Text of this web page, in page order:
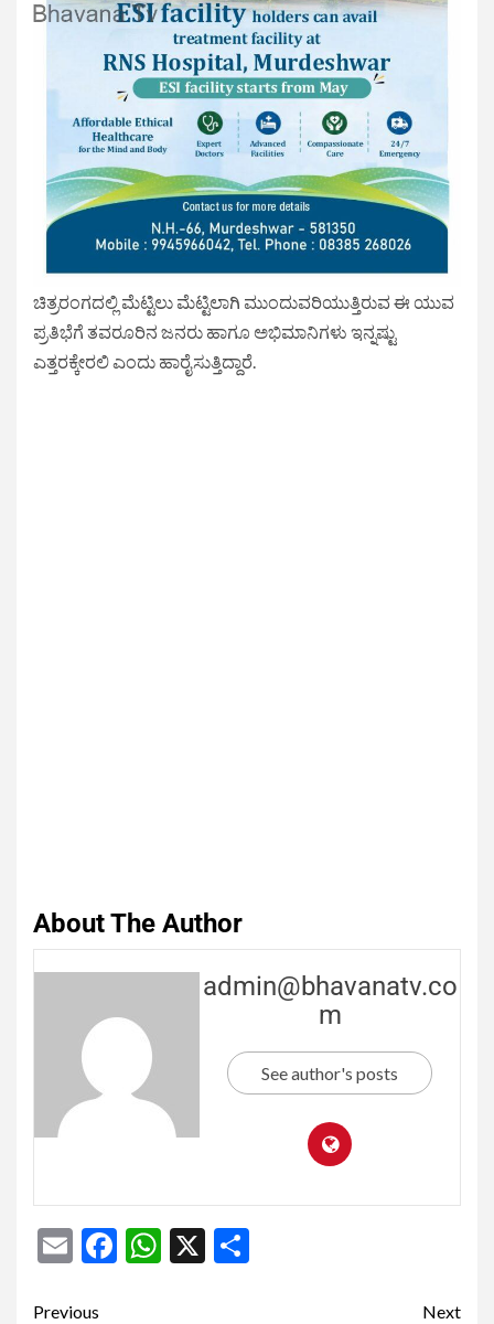
ಚಿತ್ರರಂಗದಲ್ಲಿ ಮೆಟ್ಟಿಲು ಮೆಟ್ಟಿಲಾಗಿ ಮುಂದುವರಿಯುತ್ತಿರುವ ಈ ಯುವ
ಪ್ರತಿಭೆಗೆ ತವರೂರಿನ ಜನರು ಹಾಗೂ ಅಭಿಮಾನಿಗಳು ಇನ್ನಷ್ಟು
ಎತ್ತರಕ್ಕೇರಲಿ ಎಂದು ಹಾರೈಸುತ್ತಿದ್ದಾರೆ.
About The Author
admin@bhavanatv.co
m
See author's posts
EmailFacebook
WhatsApp
X
Previous
Next